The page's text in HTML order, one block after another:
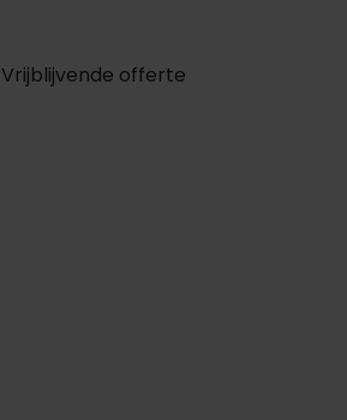
Vrijblijvende offerte